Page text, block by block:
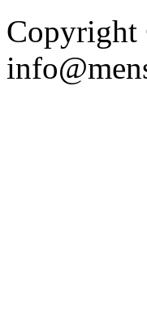
Copyright